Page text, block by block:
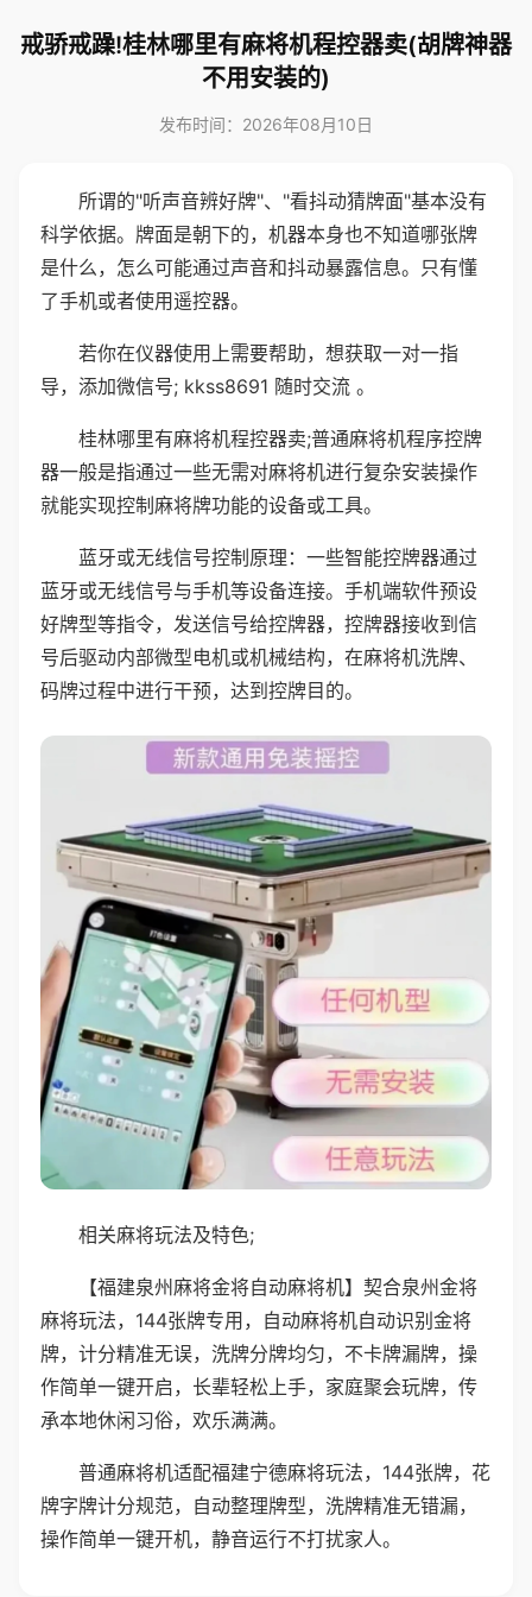
戒骄戒躁!桂林哪里有麻将机程控器卖(胡牌神器
不用安装的)
发布时间：2026年08月10日
所谓的"听声音辨好牌"、"看抖动猜牌面"基本没有
科学依据。牌面是朝下的，机器本身也不知道哪张牌
是什么，怎么可能通过声音和抖动暴露信息。只有懂
了手机或者使用遥控器。
若你在仪器使用上需要帮助，想获取一对一指
导，添加微信号; kkss8691 随时交流 。
桂林哪里有麻将机程控器卖;普通麻将机程序控牌
器一般是指通过一些无需对麻将机进行复杂安装操作
就能实现控制麻将牌功能的设备或工具。
蓝牙或无线信号控制原理：一些智能控牌器通过
蓝牙或无线信号与手机等设备连接。手机端软件预设
好牌型等指令，发送信号给控牌器，控牌器接收到信
号后驱动内部微型电机或机械结构，在麻将机洗牌、
码牌过程中进行干预，达到控牌目的。
相关麻将玩法及特色;
【福建泉州麻将金将自动麻将机】契合泉州金将
麻将玩法，144张牌专用，自动麻将机自动识别金将
牌，计分精准无误，洗牌分牌均匀，不卡牌漏牌，操
作简单一键开启，长辈轻松上手，家庭聚会玩牌，传
承本地休闲习俗，欢乐满满。
普通麻将机适配福建宁德麻将玩法，144张牌，花
牌字牌计分规范，自动整理牌型，洗牌精准无错漏，
操作简单一键开机，静音运行不打扰家人。